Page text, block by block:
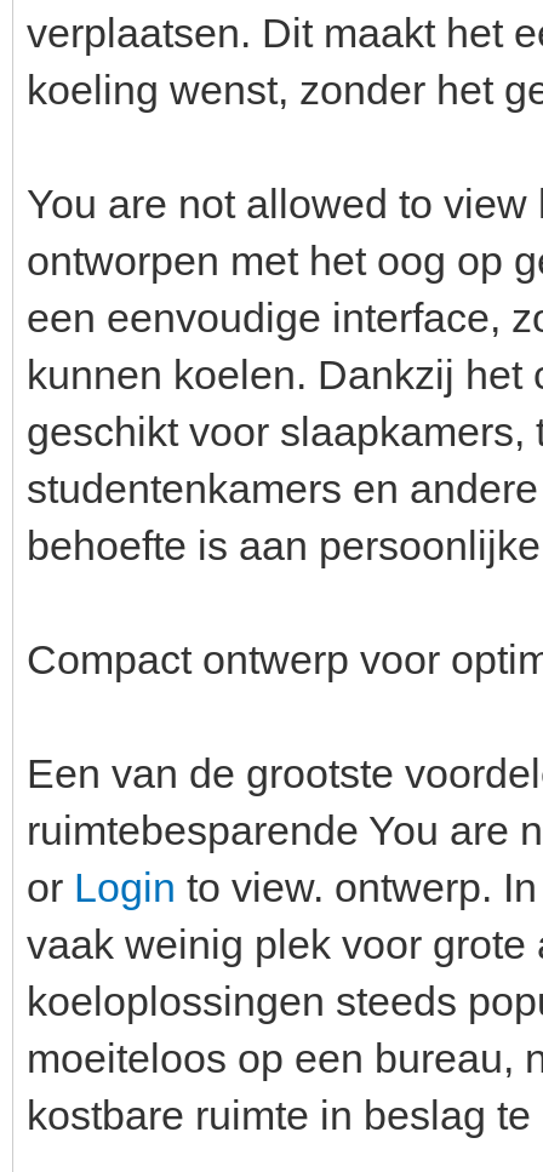
verplaatsen. Dit maakt het
koeling wenst, zonder het
You are not allowed to
ontworpen met het oog op
een eenvoudige interface,
kunnen koelen. Dankzij het
geschikt voor
studentenkamers en
behoefte is aan
Compact ontwerp voor
Een van de grootste
ruimtebesparende You are
or Login to view. ontwerp.
vaak weinig plek voor
koeloplossingen steeds
moeiteloos op een bureau,
kostbare ruimte in beslag te